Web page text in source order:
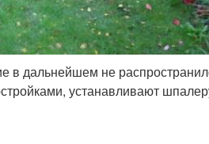
в дальнейшем не
устанавливают